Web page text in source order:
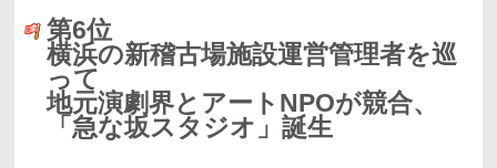
第6位
横浜の新稽古場施設運営管理者を巡
って
地元演劇界とアートNPOが競合、
「急な坂スタジオ」誕生